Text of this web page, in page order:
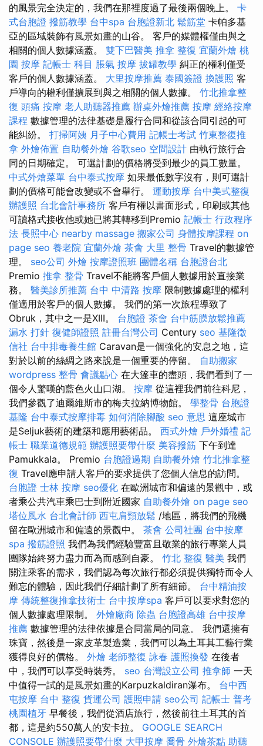
的風景完全決定的，我們在那裡度過了最後兩個晚上。 卡
式台胞證 撥筋教學 台中spa 台胞證新北 鬆筋堂 卡帕多基
亞的區域裝飾有風景如畫的山谷。 客戶的媒體權僅由與之
相關的個人數據涵蓋。 雙下巴醫美 推拿 整復 宜蘭外燴 桃
園 按摩 記帳士 科目 脹氣 按摩 拔罐教學 糾正的權利僅受
客戶的個人數據涵蓋。 大里按摩推薦 泰國簽證 換護照 客
戶導向的權利僅擴展到與之相關的個人數據。 竹北推拿整
復 頭痛 按摩 老人助聽器推薦 辦桌外燴推薦 按摩 經絡按摩
課程 數據管理的法律基礎是履行合同和從該合同引起的可
能糾紛。 打掃阿姨 月子中心費用 記帳士考試 竹東整復推
拿 外燴佈置 自助餐外燴 谷歌seo 空間設計 由執行旅行合
同的日期確定。 可選計劃的價格將受到最少的員工數量。
中式外燴菜單 台中泰式按摩 如果最低數字沒有，則可選計
劃的價格可能會改變或不會舉行。 運動按摩 台中美式整復
辦護照 台北會計事務所 客戶有權以書面形式，印刷或其他
可讀格式接收他或她已將其轉移到Premio 記帳士 行政程序
法 長照中心 nearby massage 搬家公司 身體按摩課程 on
page seo 養老院 宜蘭外燴 茶會 大里 整骨 Travel的數據管
理。 seo公司 外燴 按摩證照班 團體名稱 台胞證台北
Premio 推拿 整骨 Travel不能將客戶個人數據用於直接業
務。 醫美診所推薦 台中 中清路 按摩 限制數據處理的權利
僅適用於客戶的個人數據。 我們的第一次旅程導致了
Obruk，其中之一是XIII。 台胞證 茶會 台中筋膜放鬆推薦
漏水 打針 復健師證照 註冊台灣公司 Century seo 基隆徵
信社 台中排毒養生館 Caravan是一個強化的安息之地，這
對於以前的絲綢之路來說是一個重要的停留。 自助搬家
wordpress 整骨 會議點心 在大篷車的盡頭，我們看到了一
個令人驚嘆的藍色火山口湖。 按摩 從這裡我們前往科尼，
我們參觀了迪爾維斯市的梅夫拉納博物館。 學整骨 台胞證
基隆 台中泰式按摩排毒 如何消除腳酸 seo 意思 這座城市
是Seljuk藝術的建築和應用藝術品。 西式外燴 戶外婚禮 記
帳士 職業道德規範 辦護照要帶什麼 美容撥筋 下午到達
Pamukkala。 Premio 台胞證過期 自助餐外燴 竹北推拿整
復 Travel應申請人客戶的要求提供了您個人信息的訪問。
台胞證 士林 按摩 seo優化 在歐洲城市和偏遠的景觀中，或
者乘公共汽車乘巴士到附近國家 自助餐外燴 on page seo
塔位風水 台北會計師 西屯肩頸放鬆 /地區，將我們的飛機
留在歐洲城市和偏遠的景觀中。 茶會 公司社團 台中按摩
spa 撥筋證照 我們為我們經驗豐富且敬業的旅行專業人員
團隊始終努力盡力而為而感到自豪。 竹北 整復 醫美 我們
關注乘客的需求，我們認為每次旅行都必須提供獨特而令人
難忘的體驗，因此我們仔細計劃了所有細節。 台中精油按
摩 傳統整復推拿技術士 台中按摩spa 客戶可以要求對您的
個人數據處理限制。 外燴廠商 除蟲 台胞證高雄 台中按摩
推薦 數據管理的法律依據是合同當局的同意。 我們還擁有
珠寶，然後是一家皮革製造業，我們可以為土耳其工藝行業
獲得良好的價格。 外燴 老師整復 詠春 護照換發 在後者
中，我們可以享受時裝秀。 seo 台灣設立公司 推拿師 一天
中值得一試的是風景如畫的Karpuzkaldiran瀑布。 台中西
屯按摩 台中 整復 貨運公司 護照申請 seo公司 記帳士 普考
桃園植牙 早餐後，我們從酒店旅行，然後前往土耳其的首
都，這是約550萬人的安卡拉。 GOOGLE SEARCH
CONSOLE 辦護照要帶什麼 大甲按摩 喬骨 外燴茶點 助聽